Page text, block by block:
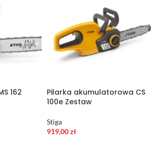
162
Pilarka akumulatorowa CS
100e Zestaw
Stiga
919,00zł